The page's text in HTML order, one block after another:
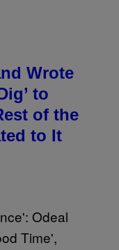
Wrote
to
of the
to It